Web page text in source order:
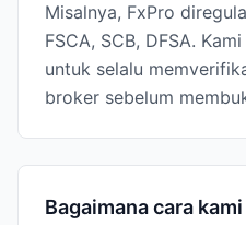
Misalnya, FxPro
FSCA, SCB, DFSA.
untuk selalu
broker sebelum
Bagaimana cara